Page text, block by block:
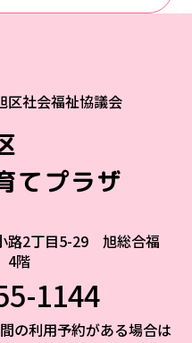
区社会福祉協議会
てプラザ
路2丁目5-29 旭総合福
4階
1144
の利用予約がある場合は